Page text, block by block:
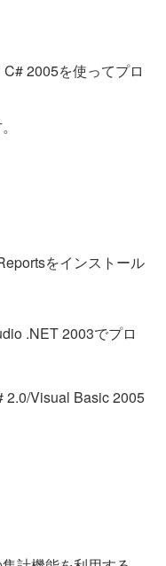
2005を使ってプロ
をインストール
.NET 2003でプロ
Visual Basic 2005